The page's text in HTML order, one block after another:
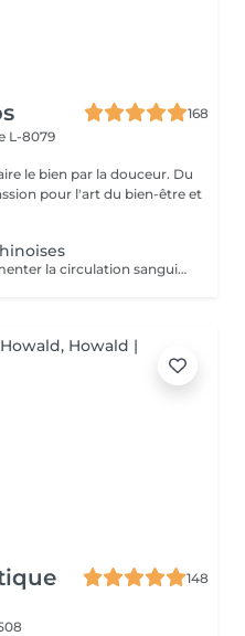
168
L-8079
le bien par la douceur. Du
pour l'art du bien-être et
Cette technique consiste à augmenter la circulation sanguine. L'objectif est de créer un effet de succion qui favorisera la décongestion des tissus, l'évacuation des toxines et la mobilité des tissus. Prioritairement, cette pratique s'effectue sur le dos.
148